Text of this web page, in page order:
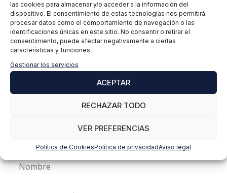
las cookies para almacenar y/o acceder a la información del
dispositivo. El consentimiento de estas tecnologías nos permitirá
procesar datos como el comportamiento de navegación o las
identificaciones únicas en este sitio. No consentir o retirar el
consentimiento, puede afectar negativamente a ciertas
características y funciones.
Gestionar los servicios
ACEPTAR
RECHAZAR TODO
VER PREFERENCIAS
Política de CookiesPolítica de privacidadAviso legal
Deja un comentario
Comentario
Nombre